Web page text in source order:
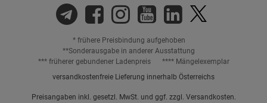
* frühere Preisbindung aufgehoben
**Sonderausgabe in anderer Ausstattung
*** früherer gebundener Ladenpreis
**** Mängelexemplar
versandkostenfreie Lieferung innerhalb Österreichs
Preisangaben inkl. gesetzl. MwSt. und ggf. zzgl. Versandkosten.